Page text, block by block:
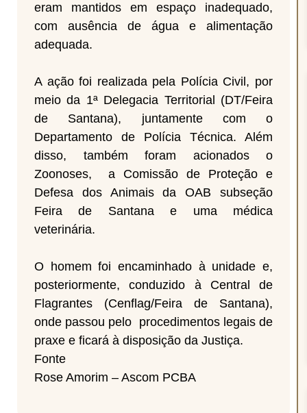
eram mantidos em espaço inadequado,
com ausência de água e alimentação
adequada.
A ação foi realizada pela Polícia Civil, por
meio da 1ª Delegacia Territorial (DT/Feira
de Santana), juntamente com o
Departamento de Polícia Técnica. Além
disso, também foram acionados o
Zoonoses, a Comissão de Proteção e
Defesa dos Animais da OAB subseção
Feira de Santana e uma médica
veterinária.
O homem foi encaminhado à unidade e,
posteriormente, conduzido à Central de
Flagrantes (Cenflag/Feira de Santana),
onde passou pelo procedimentos legais de
praxe e ficará à disposição da Justiça.
Fonte
Rose Amorim – Ascom PCBA